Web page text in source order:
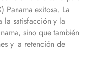
Panama exitosa. La
la satisfacción y la
sino que también
y la retención de